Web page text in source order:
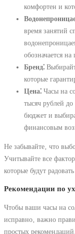
комфортен и
время занятий
обозначается на
Бренд⁚
которые
Цена⁚ Часы на
тысяч рублей до
бюджет и
финансовым
Не забывайте‚ что
Учитывайте все
которые будут
Рекомендации по
Чтобы ваши часы на
исправно‚ важно
простых